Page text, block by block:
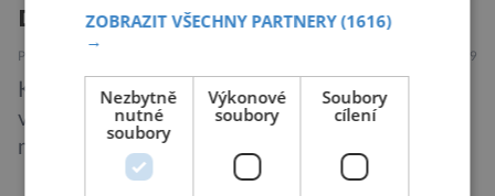
Další rána pro mizejícího sýčka
PŘÍRODA 7.8.2019
Kriticky ohrožený sýček obecný letos
významně posílil populaci díky velkému
množství hrabošů. Teď pro něj malý hlodavec
může být hrozbou. Zemědělci dostali povolení
ZOBRAZIT VŠECHNY PARTNERY(1616)
→
Nezbytně
nutné
soubory
Výkonové
soubory
Soubory
cílení